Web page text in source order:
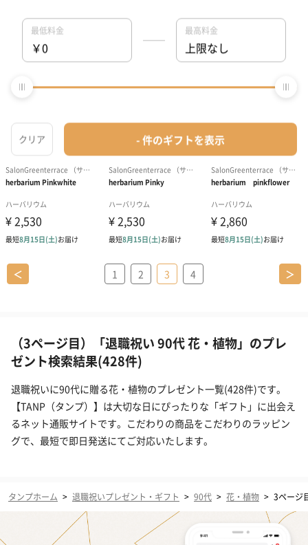
＜ 1 2 3 4 ＞
（3ページ目）「退職祝い 90代 花・植物」のプレ
ゼント検索結果(428件)
退職祝いに90代に贈る花・植物のプレゼント一覧(428件)です。
【TANP（タンプ）】は大切な日にぴったりな「ギフト」に出会え
るネット通販サイトです。こだわりの商品をこだわりのラッピン
グで、最短で即日発送にてご対応いたします。
タンプホーム > 退職祝いプレゼント・ギフト > 90代 > 花・植物 > 3ページ